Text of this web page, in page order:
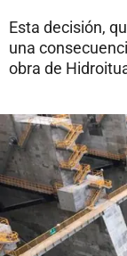
Esta decisión,
una
obra de